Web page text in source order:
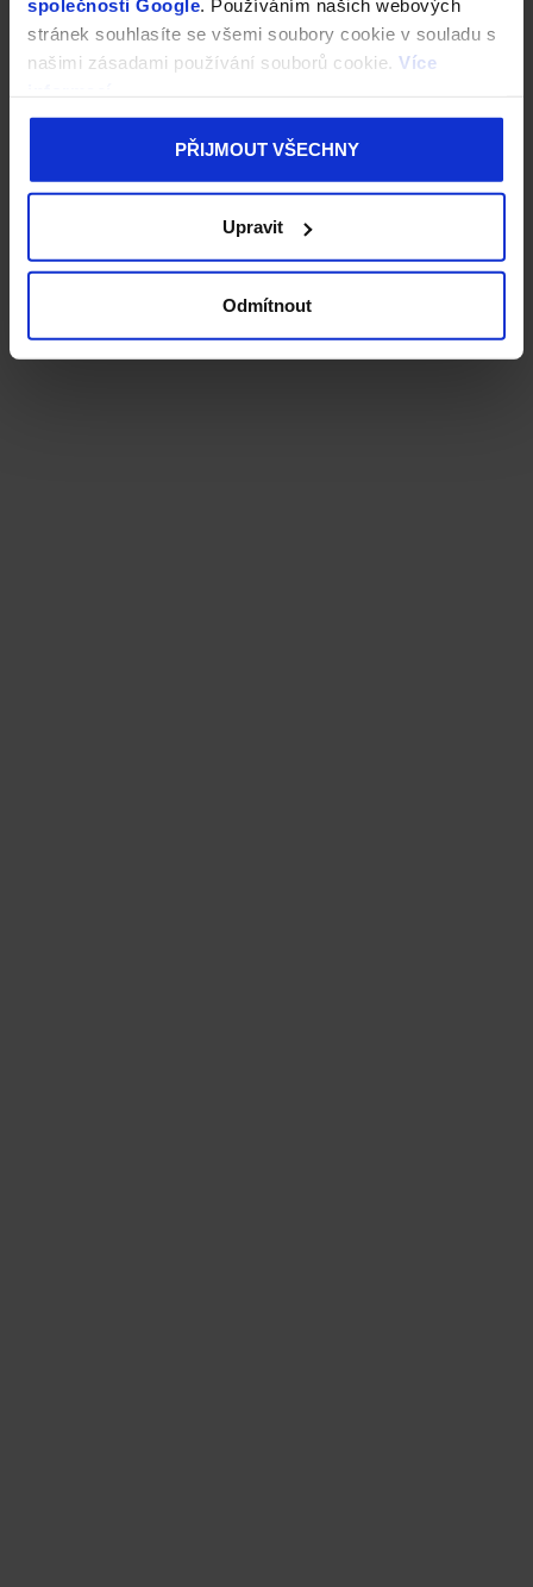
společnosti Google. Používáním našich webových
stránek souhlasíte se všemi soubory cookie v souladu s
našimi zásadami používání souborů cookie. Více
PŘIJMOUT VŠECHNY
Upravit
Odmítnout